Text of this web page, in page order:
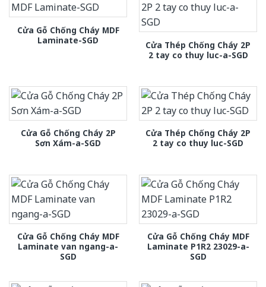
Cửa Gỗ Chống Cháy MDF
Laminate-SGD
Cửa Thép Chống Cháy 2P
2 tay co thuy luc-a-SGD
Cửa Gỗ Chống Cháy 2P
Sơn Xám-a-SGD
Cửa Thép Chống Cháy 2P
2 tay co thuy luc-SGD
Cửa Gỗ Chống Cháy MDF
Laminate van ngang-a-
SGD
Cửa Gỗ Chống Cháy MDF
Laminate P1R2 23029-a-
SGD